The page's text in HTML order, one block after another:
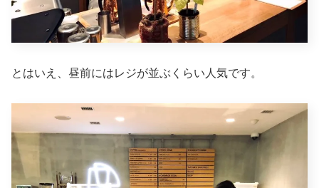
とはいえ、昼前にはレジが並ぶくらい人気です。